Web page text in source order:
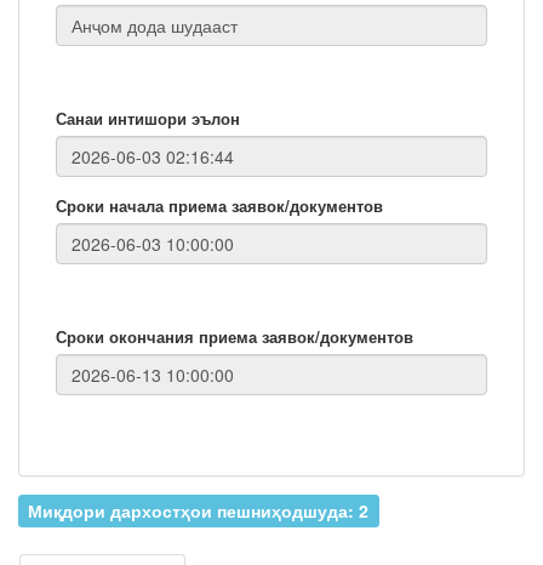
Санаи интишори эълон
Сроки начала приема заявок/документов
Сроки окончания приема заявок/документов
Миқдори дархостҳои пешниҳодшуда: 2